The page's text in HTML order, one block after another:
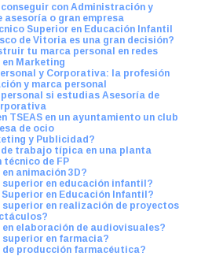
con Administración y
asesoría o gran empresa
Superior en Educación Infantil
de Vitoria es una gran decisión?
tu marca personal en redes
Marketing
y Corporativa: la profesión
y marca personal
si estudias Asesoría de
TSEAS en un ayuntamiento un club
de ocio
y Publicidad?
de trabajo típica en una planta
de FP
animación 3D?
superior en educación infantil?
Superior en Educación Infantil?
superior en realización de proyectos
en elaboración de audiovisuales?
superior en farmacia?
de producción farmacéutica?